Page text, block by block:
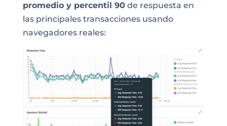
promedio y percentil 90de respuesta en
las principales transacciones usando
navegadores reales: